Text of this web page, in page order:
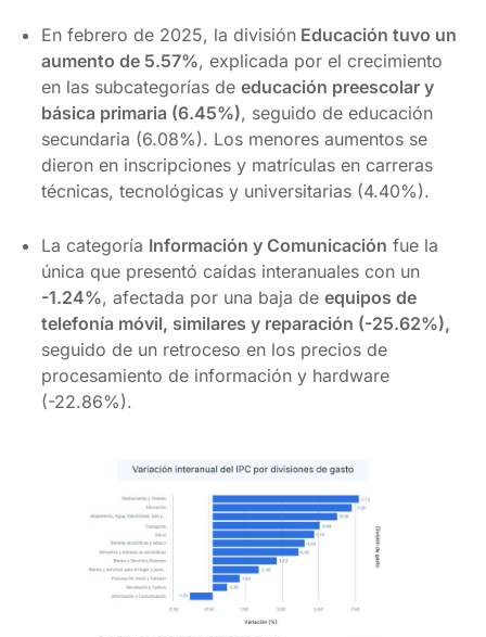
En febrero de 2025, la división Educación tuvo un
aumento de 5.57%, explicada por el crecimiento
en las subcategorías de educación preescolar y
básica primaria (6.45%), seguido de educación
secundaria (6.08%). Los menores aumentos se
dieron en inscripciones y matrículas en carreras
técnicas, tecnológicas y universitarias (4.40%).
La categoría Información y Comunicación fue la
única que presentó caídas interanuales con un
-1.24%, afectada por una baja de equipos de
telefonía móvil, similares y reparación (-25.62%),
seguido de un retroceso en los precios de
procesamiento de información y hardware
(-22.86%).